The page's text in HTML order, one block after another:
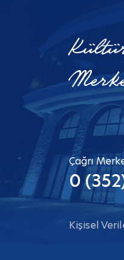
Çağrı
0
Kişisel